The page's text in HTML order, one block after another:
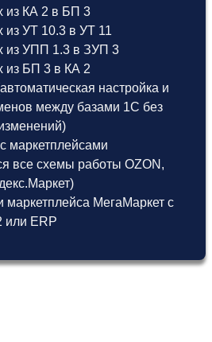
из КА 2 в БП 3
из УТ 10.3 в УТ 11
из УПП 1.3 в ЗУП 3
из БП 3 в КА 2
настройка и
между базами 1С без
маркетплейсами
все схемы работы OZON,
маркетплейса МегаМаркет с
или ERP